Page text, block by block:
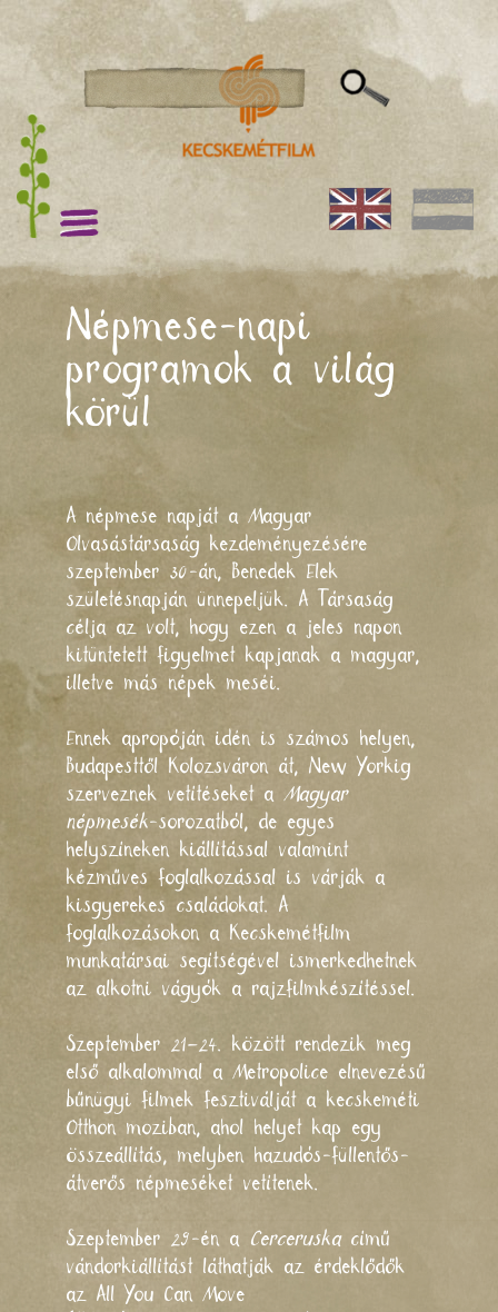
Népmese-napi
programok a világ
körül
A népmese napját a Magyar
Olvasástársaság kezdeményezésére
szeptember 30-án, Benedek Elek
születésnapján ünnepeljük. A Társaság
célja az volt, hogy ezen a jeles napon
kitüntetett figyelmet kapjanak a magyar,
illetve más népek meséi.
Ennek apropóján idén is számos helyen,
Budapesttől Kolozsváron át, New Yorkig
szerveznek vetítéseket a Magyar
népmesék-sorozatból, de egyes
helyszíneken kiállítással valamint
kézműves foglalkozással is várják a
kisgyerekes családokat. A
foglalkozásokon a Kecskemétfilm
munkatársai segítségével ismerkedhetnek
az alkotni vágyók a rajzfilmkészítéssel.
Szeptember 21–24. között rendezik meg
első alkalommal a Metropolice elnevezésű
bűnügyi filmek fesztiválját a kecskeméti
Otthon moziban, ahol helyet kap egy
összeállítás, melyben hazudós-füllentős-
átverős népmeséket vetítenek.
Szeptember 29-én a Cerceruskacímű
vándorkiállítást láthatják az érdeklődők
az All You Can Move